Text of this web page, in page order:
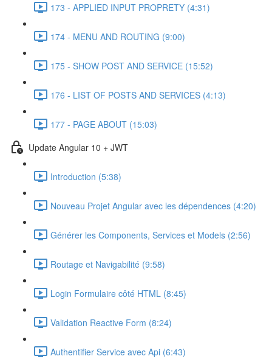
173 - APPLIED INPUT PROPRETY (4:31)
174 - MENU AND ROUTING (9:00)
175 - SHOW POST AND SERVICE (15:52)
176 - LIST OF POSTS AND SERVICES (4:13)
177 - PAGE ABOUT (15:03)
Update Angular 10 + JWT
Introduction (5:38)
Nouveau Projet Angular avec les dépendences (4:20)
Générer les Components, Services et Models (2:56)
Routage et Navigabilité (9:58)
Login Formulaire côté HTML (8:45)
Validation Reactive Form (8:24)
Authentifier Service avec Api (6:43)